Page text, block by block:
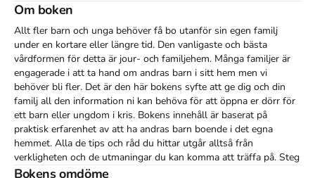
Om boken
Allt fler barn och unga behöver få bo utanför sin egen familj
under en kortare eller längre tid. Den vanligaste och bästa
vårdformen för detta är jour- och familjehem. Många familjer är
engagerade i att ta hand om andras barn i sitt hem men vi
behöver bli fler. Det är den här bokens syfte att ge dig och din
familj all den information ni kan behöva för att öppna er dörr för
ett barn eller ungdom i kris. Bokens innehåll är baserat på
praktisk erfarenhet av att ha andras barn boende i det egna
hemmet. Alla de tips och råd du hittar utgår alltså från
verkligheten och de utmaningar du kan komma att träffa på. Steg
för steg får du veta hur du kan organisera ditt hem och din
Bokens omdöme